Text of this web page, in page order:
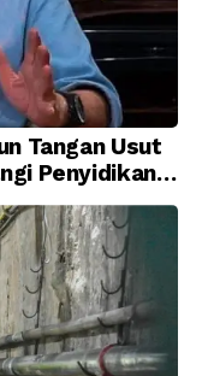
Tangan Usut
Penyidikan